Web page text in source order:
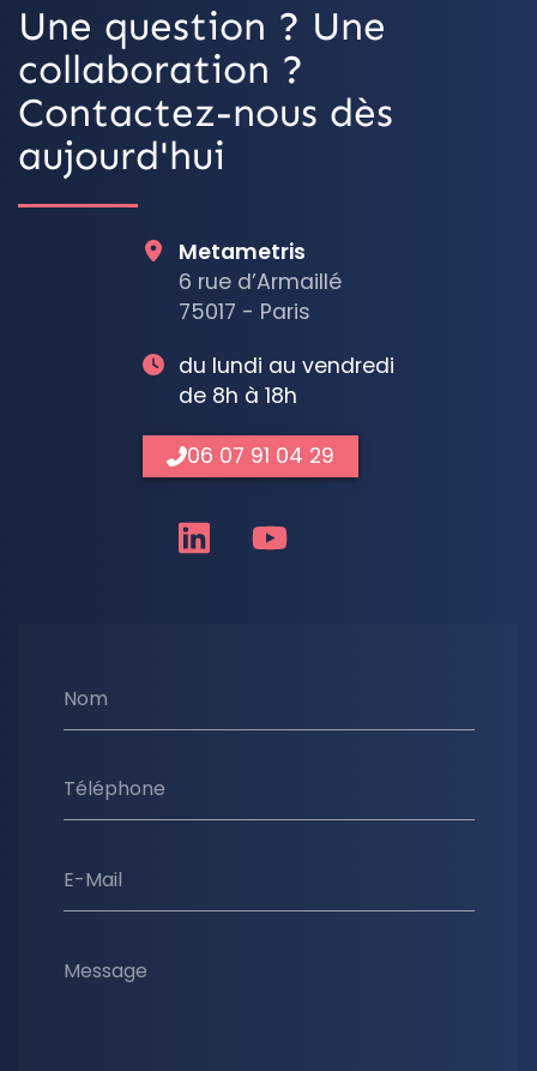
Une question ? Une
collaboration ?
Contactez-nous dès
aujourd'hui
Nom
Téléphone
E-Mail
Message
Metametris
6 rue d’Armaillé
75017 - Paris
du lundi au vendredi
de 8h à 18h
06 07 91 04 29